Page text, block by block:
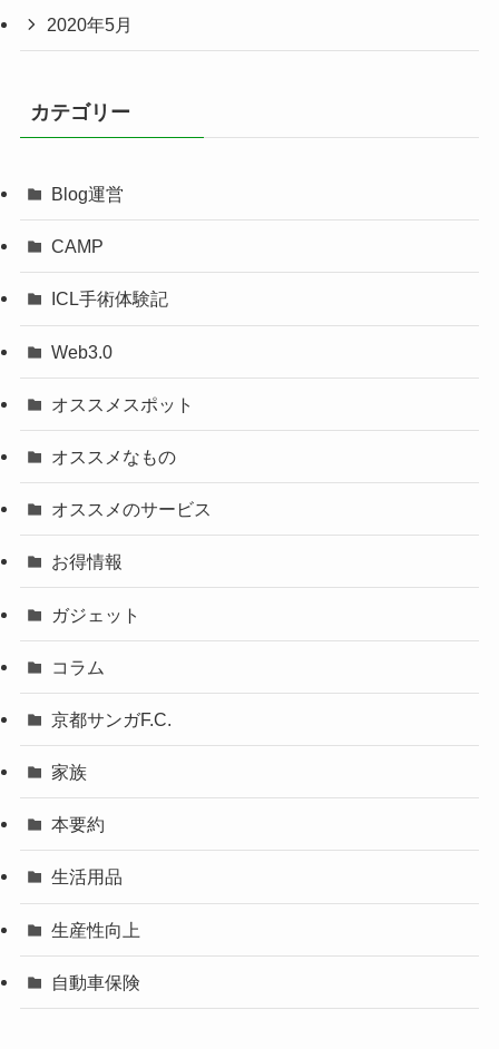
2020年5月
カテゴリー
Blog運営
CAMP
ICL手術体験記
Web3.0
オススメスポット
オススメなもの
オススメのサービス
お得情報
ガジェット
コラム
京都サンガF.C.
家族
本要約
生活用品
生産性向上
自動車保険